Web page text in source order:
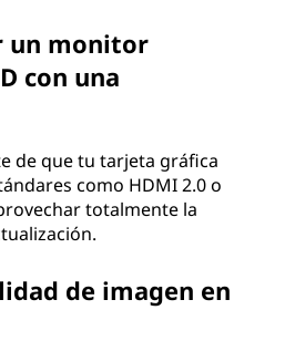
un monitor
con una
de que tu tarjeta gráfica
como HDMI 2.0 o
totalmente la
de imagen en